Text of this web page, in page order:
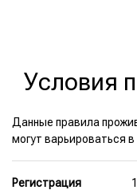
Условия
Данные правила
могут варьироваться
Регистрация